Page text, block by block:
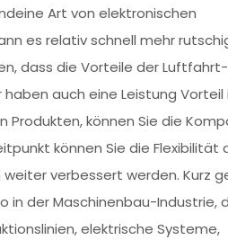
Art von elektronischen
es relativ schnell mehr
dass die Vorteile der
auch eine Leistung Vorteil
Produkten, können Sie die
können Sie die Flexibilität
verbessert werden. Kurz
der Maschinenbau-Industrie,
elektrische Systeme,